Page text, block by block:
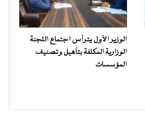
الوزير الأول يترأس اجتماع اللجنة
الوزارية المكلفة بتأهيل وتصنيف
المؤسسات